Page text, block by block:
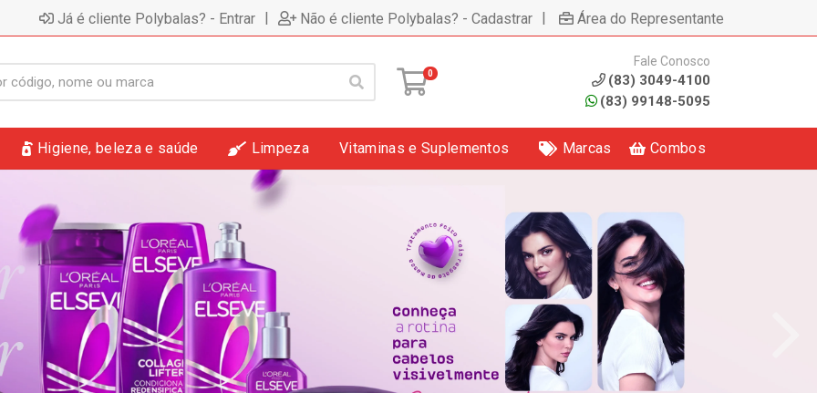
Já é cliente Polybalas? - Entrar | Não é cliente Polybalas? - Cadastrar | Área do Representante
0
Fale Conosco
(83) 3049-4100
(83) 99148-5095
Higiene, beleza e saúde Limpeza Vitaminas e Suplementos Marcas Combos